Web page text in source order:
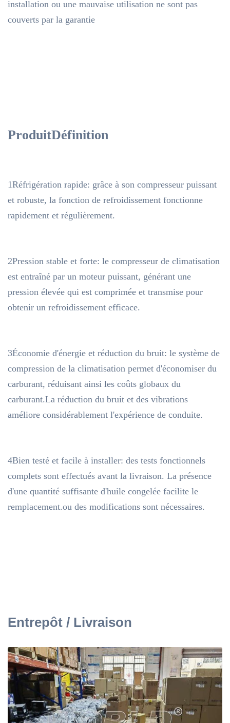
installation ou une mauvaise utilisation ne sont pas
couverts par la garantie
ProduitDéfinition
1Réfrigération rapide: grâce à son compresseur puissant
et robuste, la fonction de refroidissement fonctionne
rapidement et régulièrement.
2Pression stable et forte: le compresseur de climatisation
est entraîné par un moteur puissant, générant une
pression élevée qui est comprimée et transmise pour
obtenir un refroidissement efficace.
3Économie d'énergie et réduction du bruit: le système de
compression de la climatisation permet d'économiser du
carburant, réduisant ainsi les coûts globaux du
carburant.La réduction du bruit et des vibrations
améliore considérablement l'expérience de conduite.
4Bien testé et facile à installer: des tests fonctionnels
complets sont effectués avant la livraison. La présence
d'une quantité suffisante d'huile congelée facilite le
remplacement.ou des modifications sont nécessaires.
Entrepôt / Livraison